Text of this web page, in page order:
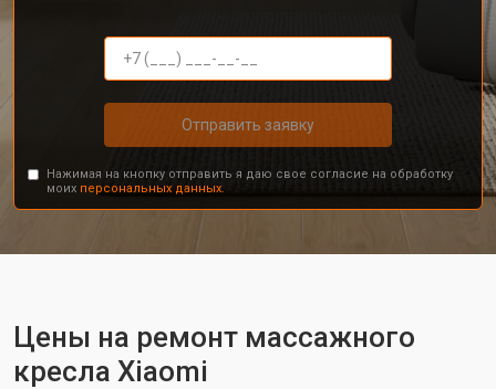
Отправить заявку
Нажимая на кнопку отправить я даю свое согласие на обработку
моих персональных данных.
Цены на ремонт массажного
кресла Xiaomi